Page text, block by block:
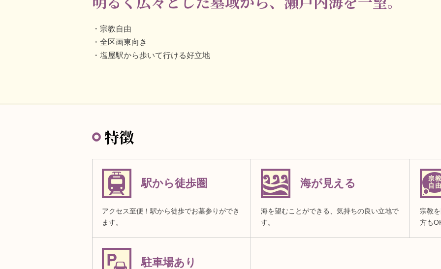
宗教自由
全区画東向き
塩屋駅から歩いて行ける好立地
特徴
駅から徒歩圏
アクセス至便！駅から徒歩でお墓参りができ
ます。
海が見える
海を望むことができる、気持ちの良い立地で
す。
宗教
方も
駐車場あり